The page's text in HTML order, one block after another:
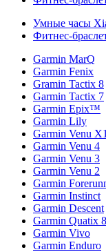
Умные часы
Фитнес-
Garmin MarQ
Garmin Fenix
Gramin Tactix 8
Garmin Tactix 7
Garmin Epix™
Garmin Lily
Garmin Venu X1
Garmin Venu 4
Garmin Venu 3
Garmin Venu 2
Garmin
Garmin Instinct
Garmin Descent
Garmin Quatix 8
Garmin Vivo
Garmin Enduro